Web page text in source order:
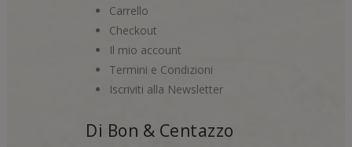
Carrello
Checkout
Il mio account
Termini e Condizioni
Iscriviti alla Newsletter
Di Bon & Centazzo